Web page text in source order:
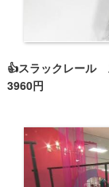
👍スラックレール
3960円